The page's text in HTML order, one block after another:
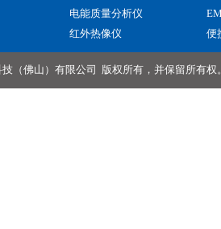
电能质量分析仪
红外热像仪
便
（佛山）有限公司 版权所有，并保留所有